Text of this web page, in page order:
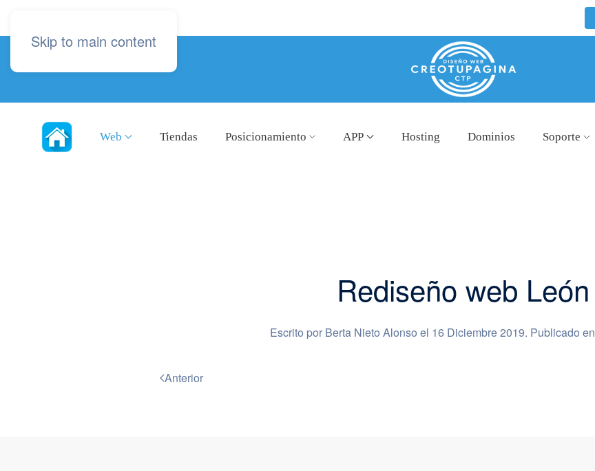
Skip to main content
Web Tiendas Posicionamiento APP Hosting Dominios Soporte
Rediseño web León
Escrito por Berta Nieto Alonso el 16 Diciembre 2019. Publicado en
Anterior